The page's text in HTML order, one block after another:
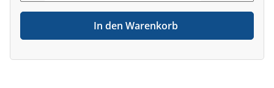
In den Warenkorb